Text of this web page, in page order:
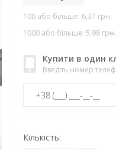
100 або більше: 6,37 грн.
1000 або більше: 5,98 грн.
Купити в один
Введіть номер
Кількість: